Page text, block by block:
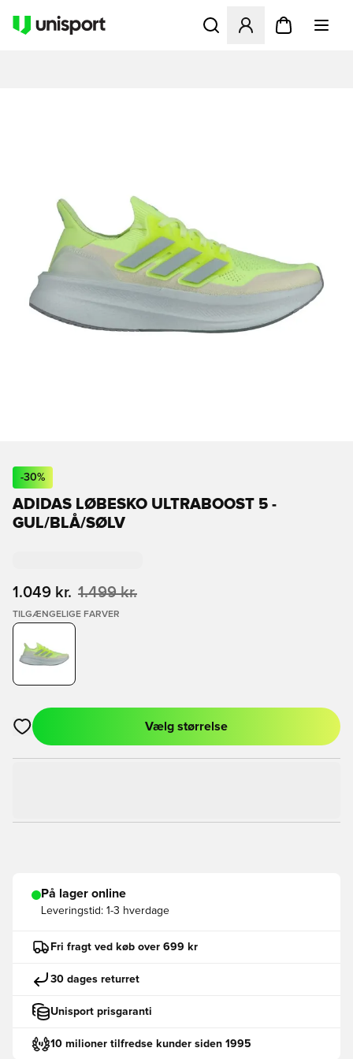
Åbner en Modal til at
-30%
ADIDAS LØBESKO ULTRABOOST 5 -
GUL/BLÅ/SØLV
1.049 kr. 1.499 kr.
TILGÆNGELIGE FARVER
Åbner en Modal til at logge ind eller tilmelde dig som medlem
Vælg størrelse
På lager online
Leveringstid: 1-3 hverdage
Fri fragt ved køb over 699 kr
30 dages returret
Unisport prisgaranti
10 milioner tilfredse kunder siden 1995